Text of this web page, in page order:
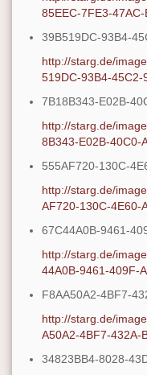
85EEC-7FE3-
39B519DC-93B4-
http://starg.de/
519DC-93B4-45C2-
7B18B343-E02B-
http://starg.de/
8B343-E02B-40C0-
555AF720-130C-
http://starg.de/
AF720-130C-4E60-
67C44A0B-9461-
http://starg.de/
44A0B-9461-409F-
F8AA50A2-4BF7-
http://starg.de/
A50A2-4BF7-432A-
34823BB4-8028-